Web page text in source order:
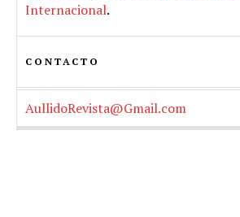
Internacional.
CONTACTO
AullidoRevista@Gmail.com